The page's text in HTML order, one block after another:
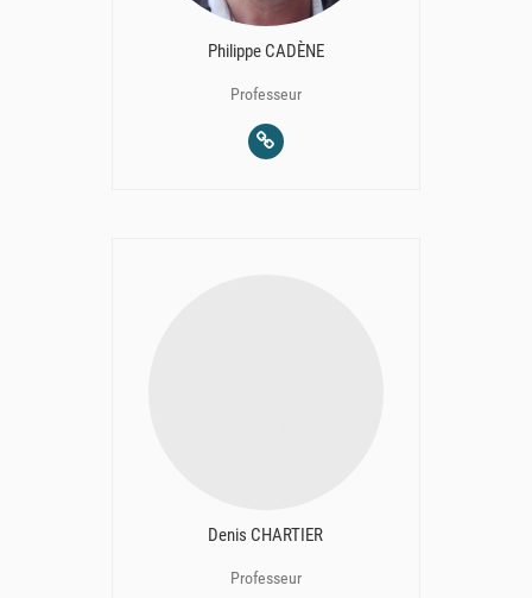
Philippe CADÈNE
Professeur
Denis CHARTIER
Professeur